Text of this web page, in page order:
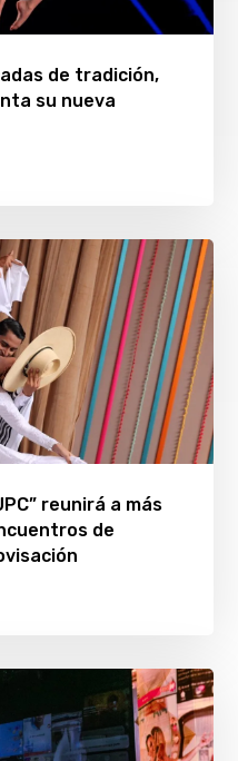
de tradición,
su nueva
reunirá a más
de